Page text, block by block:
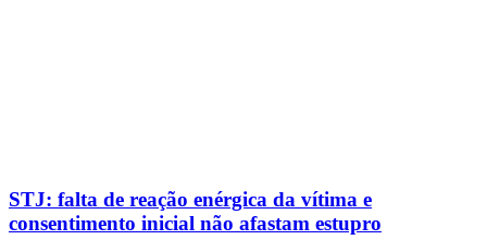
STJ: falta de reação enérgica da vítima e
consentimento inicial não afastam estupro